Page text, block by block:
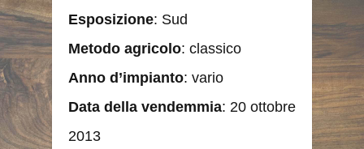
Esposizione: Sud
Metodo agricolo: classico
Anno d’impianto: vario
Data della vendemmia: 20 ottobre
2013